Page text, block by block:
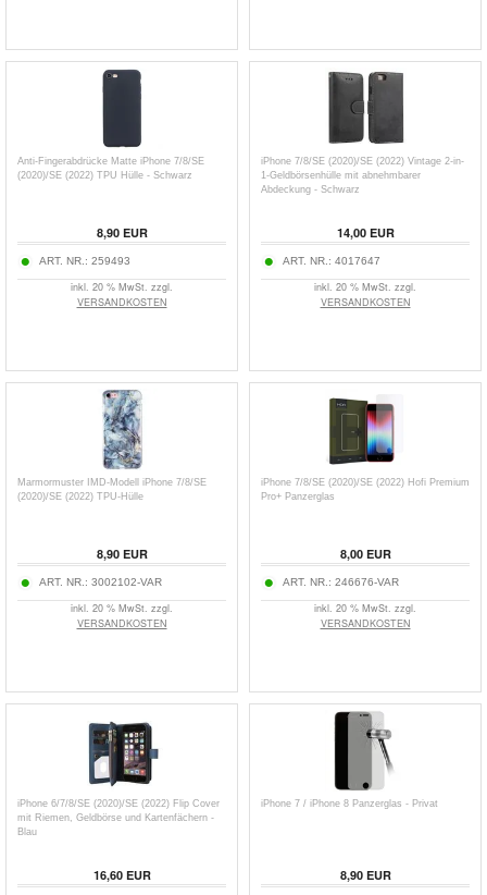
Anti-Fingerabdrücke Matte iPhone 7/8/SE
(2020)/SE (2022) TPU Hülle - Schwarz
8,90EUR
ART. NR.: 259493
inkl. 20 % MwSt. zzgl.
VERSANDKOSTEN
iPhone 7/8/SE (2020)/SE (2022) Vintage 2-in-
1-Geldbörsenhülle mit abnehmbarer
Abdeckung - Schwarz
14,00EUR
ART. NR.: 4017647
inkl. 20 % MwSt. zzgl.
VERSANDKOSTEN
Marmormuster IMD-Modell iPhone 7/8/SE
(2020)/SE (2022) TPU-Hülle
8,90EUR
ART. NR.: 3002102-VAR
inkl. 20 % MwSt. zzgl.
VERSANDKOSTEN
iPhone 7/8/SE (2020)/SE (2022) Hofi Premium
Pro+ Panzerglas
8,00EUR
ART. NR.: 246676-VAR
inkl. 20 % MwSt. zzgl.
VERSANDKOSTEN
iPhone 6/7/8/SE (2020)/SE (2022) Flip Cover
mit Riemen, Geldbörse und Kartenfächern -
Blau
16,60EUR
iPhone 7 / iPhone 8 Panzerglas - Privat
8,90EUR